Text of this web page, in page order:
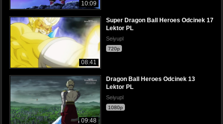
10:09
08:41
Super Dragon Ball Heroes Odcinek 17
Lektor PL
Seiyupl
720p
09:48
Dragon Ball Heroes Odcinek 13
Lektor PL
Seiyupl
1080p